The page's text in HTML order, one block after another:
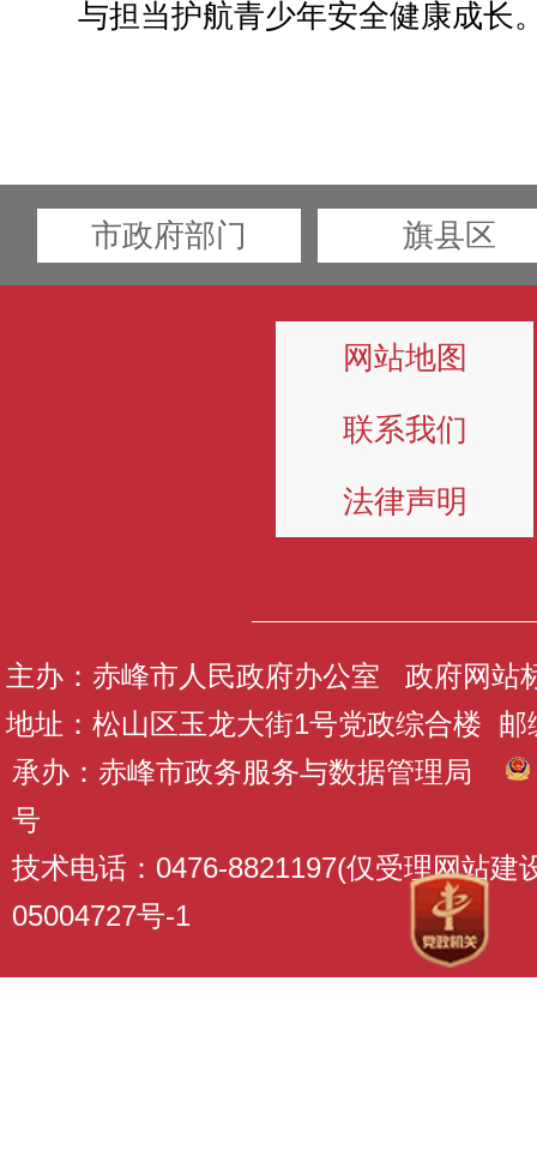
与担当护航青少年安全健康成长
市政府部门 旗县区
网站地图
联系我们
法律声明
主办：赤峰市人民政府办公室 政府网站
地址：松山区玉龙大街1号党政综合楼 邮
承办：赤峰市政务服务与数据管理局
号
技术电话：0476-8821197(仅受理网站建
05004727号-1